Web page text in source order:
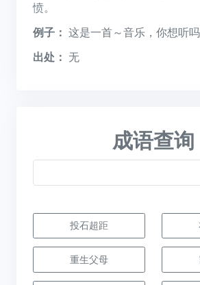
愤。
例子： 这是一首～音乐，你想听
出处： 无
成语查询
投石超距
重生父母